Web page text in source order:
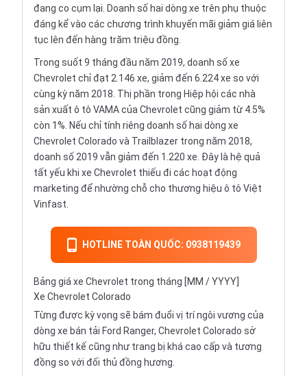
đang co cụm lại. Doanh số hai dòng xe trên phụ thuộc
đáng kể vào các chương trình khuyến mãi giảm giá liên
tục lên đến hàng trăm triệu đồng.
Trong suốt 9 tháng đầu năm 2019, doanh số xe
Chevrolet chỉ đạt 2.146 xe, giảm đến 6.224 xe so với
cùng kỳ năm 2018. Thị phần trong Hiệp hội các nhà
sản xuất ô tô VAMAcủa Chevrolet cũng giảm từ 4.5%
còn 1%. Nếu chỉ tính riêng doanh số hai dòng xe
Chevrolet Colorado và Trailblazer trong năm 2018,
doanh số 2019 vẫn giảm đến 1.220 xe. Đây là hệ quả
tất yếu khi xe Chevrolet thiếu đi các hoạt động
marketing để nhường chỗ cho thương hiệu ô tô Việt
Vinfast.
HOTLINE TOÀN QUỐC: 0938119439
Bảng giá xe Chevrolet trong tháng [MM / YYYY]
Xe Chevrolet Colorado
Từng được kỳ vọng sẽ bám đuổi vị trí ngôi vương của
dòng xe bán tải Ford Ranger, Chevrolet Colorado sở
hữu thiết kế cũng như trang bị khá cao cấp và tương
đồng so với đối thủ đồng hương.